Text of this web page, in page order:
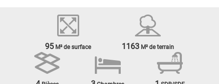
95 M² de surface 1163 M² de terrain